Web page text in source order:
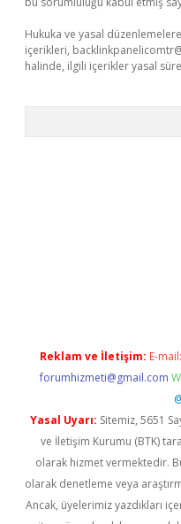
Hukuka ve yasal
içerikleri,
halinde, ilgili içerikler yasal
Reklam ve İletişim: E-mail:
forumhizmeti@gmail.com
Yasal Uyarı: Sitemiz, 5651
ve İletişim Kurumu (BTK)
olarak hizmet vermektedir.
olarak denetleme veya
Ancak, üyelerimiz yazdıkları